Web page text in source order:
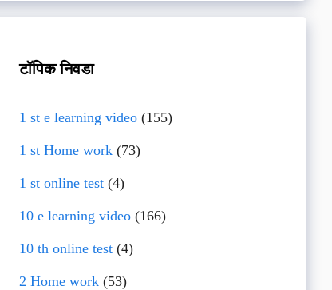
टॉपिक निवडा
1 st e learning video (155)
1 st Home work (73)
1 st online test (4)
10 e learning video (166)
10 th online test (4)
2 Home work (53)